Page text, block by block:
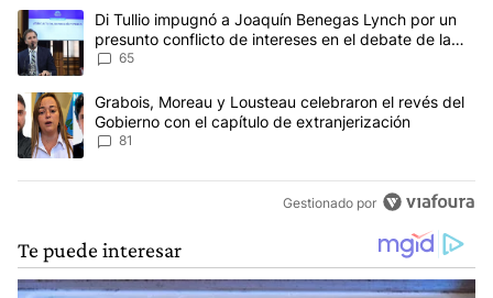
Este listado muestra los artículos con más comentarios en los
Un artículo de tendencia con el título "Di Tullio impugnó a
Di Tullio impugnó a Joaquín Benegas Lynch por un
presunto conflicto de intereses en el debate de la
Ley de Tierras
65
Un artículo de tendencia con el título "Grabois, Moreau y
Grabois, Moreau y Lousteau celebraron el revés del
Gobierno con el capítulo de extranjerización
81
Gestionado por